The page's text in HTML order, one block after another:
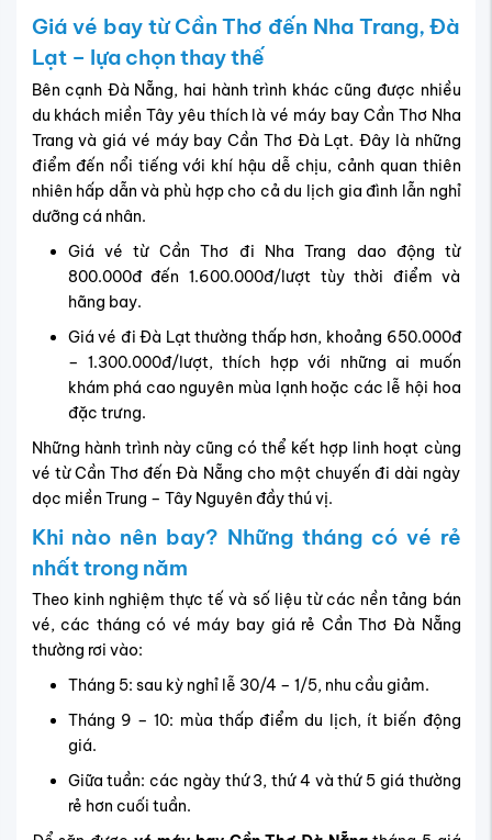
Giá vé đi Đà Lạt thường thấp hơn, khoảng 650.000đ
– 1.300.000đ/lượt, thích hợp với những ai muốn
khám phá cao nguyên mùa lạnh hoặc các lễ hội hoa
đặc trưng.
Những hành trình này cũng có thể kết hợp linh hoạt cùng
vé từ Cần Thơ đến Đà Nẵng cho một chuyến đi dài ngày
dọc miền Trung – Tây Nguyên đầy thú vị.
Khi nào nên bay? Những tháng có vé rẻ
nhất trong năm
Theo kinh nghiệm thực tế và số liệu từ các nền tảng bán
vé, các tháng có vé máy bay giá rẻ Cần Thơ Đà Nẵng
thường rơi vào:
Tháng 5: sau kỳ nghỉ lễ 30/4 – 1/5, nhu cầu giảm.
Tháng 9 – 10: mùa thấp điểm du lịch, ít biến động
giá.
Giữa tuần: các ngày thứ 3, thứ 4 và thứ 5 giá thường
rẻ hơn cuối tuần.
tốt, bạn nên đặt trước khoảng 4–6 tuần. Ngoài ra, theo
dõi các chương trình khuyến mãi định kỳ của VietJet và
Vietnam Airlines sẽ giúp bạn tiết kiệm tối đa chi phí.
--------------------
Vé máy bay Cần Thơ Đà Nẵng
lựa chọn lý tưởng cho hành trình kết nối miền Tây và miền
Trung nhờ vào sự thuận tiện, giá cả hợp lý và lịch bay đa
dạng. Bạn đang lên kế hoạch bay từ Cần Thơ ra Đà Nẵng?
Đừng chần chừ, hãy truy cập ngay
So sánh giá vé từ nhiều hãng uy tín như VietJet Air,